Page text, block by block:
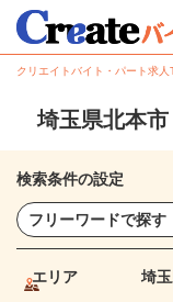
クリエイトバイト・パート求人
埼玉県北本
検索条件の設定
エリア 埼